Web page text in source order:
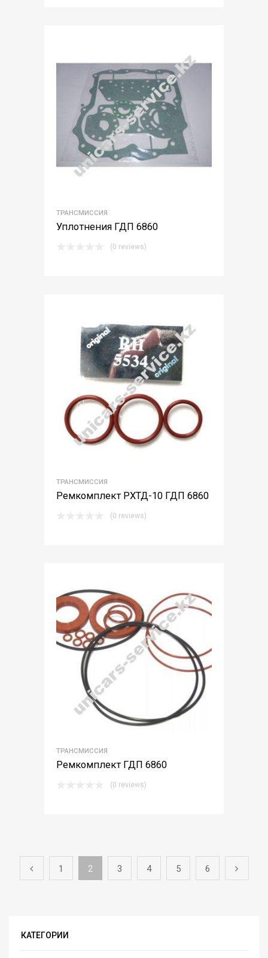
ТРАНСМИССИЯ
Уплотнения ГДП 6860
(0 reviews)
ТРАНСМИССИЯ
Ремкомплект РХТД-10 ГДП 6860
(0 reviews)
ТРАНСМИССИЯ
Ремкомплект ГДП 6860
(0 reviews)
1 2 3 4 5 6
КАТЕГОРИИ